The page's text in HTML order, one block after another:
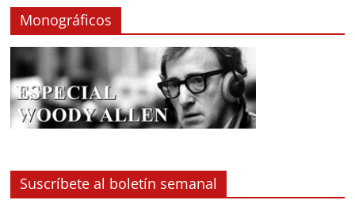
Monográficos
Suscríbete al boletín semanal